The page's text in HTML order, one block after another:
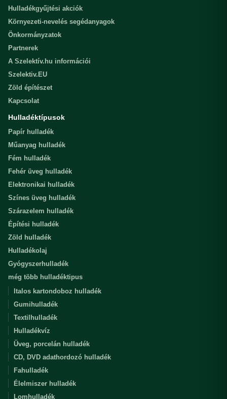
Hulladékgyűjtési akciók
Környezeti-nevelés segédanyagok
Önkormányzatok
Partnerek
A Szelektív.hu információi
Szelektiv.EU
Zöld építészet
Kapcsolat
Hulladéktípusok
Papír hulladék
Műanyag hulladék
Fém hulladék
Fehér üveg hulladék
Elektronikai hulladék
Színes üveg hulladék
Szárazelem hulladék
Építési hulladék
Zöld hulladék
Hulladékolaj
Gyógyszerhulladék
még több hulladéktipus
Italos kartondoboz hulladék
Gumihulladék
Textilhulladék
Hulladékvíz
Üveg, porcelán hulladék
CD, DVD adathordozó hulladék
Fahulladék
Élelmiszer hulladék
Lomhulladék